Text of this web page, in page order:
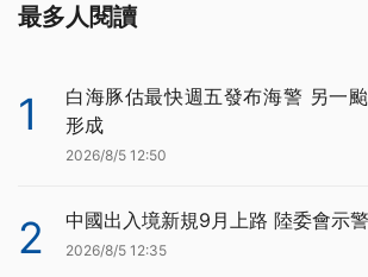
最多人閱讀
1
白海豚估最快週五發布海警 另一
形成
2026/8/5 12:50
2 中國出入境新規9月上路 陸委會示
2026/8/5 12:35